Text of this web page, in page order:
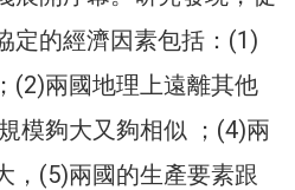
定的經濟因素包括：(1)
(2)兩國地理上遠離其他
模夠大又夠相似 ；(4)兩
，(5)兩國的生產要素跟